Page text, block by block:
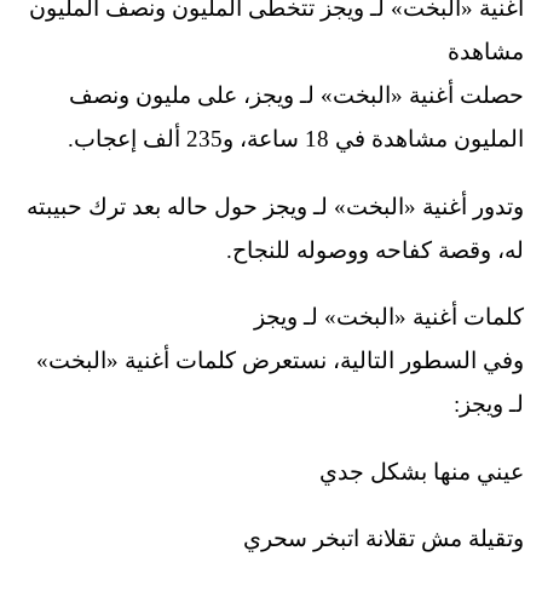
أغنية «البخت» لـ ويجز تتخطى المليون ونصف المليون
مشاهدة
حصلت أغنية «البخت» لـ ويجز، على مليون ونصف
المليون مشاهدة في 18 ساعة، و235 ألف إعجاب.
وتدور أغنية «البخت» لـ ويجز حول حاله بعد ترك حبيبته
له، وقصة كفاحه ووصوله للنجاح.
كلمات أغنية «البخت» لـ ويجز
وفي السطور التالية، نستعرض كلمات أغنية «البخت»
لـ ويجز:
عيني منها بشكل جدي
وتقيلة مش تقلانة اتبخر سحري